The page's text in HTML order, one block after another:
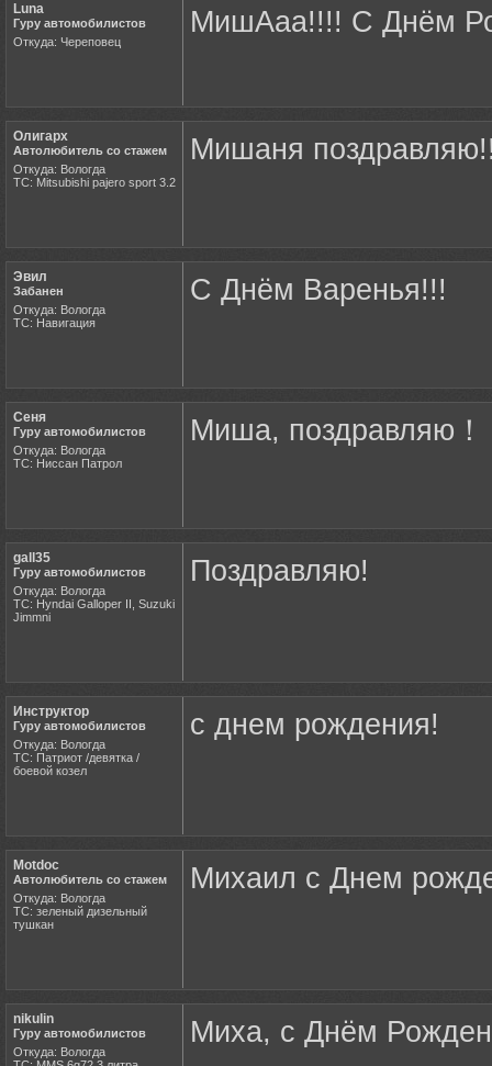
Luna
Гуру автомобилистов
Откуда: Череповец
МишАаа!!!! С Днём
Олигарх
Автолюбитель со стажем
Откуда: Вологда
ТС: Mitsubishi pajero sport 3.2
Мишаня
Эвил
Забанен
Откуда: Вологда
ТС: Навигация
С Днём Варенья!!!
Сеня
Гуру автомобилистов
Откуда: Вологда
ТС: Ниссан Патрол
Миша, поздравляю！
gall35
Гуру автомобилистов
Откуда: Вологда
ТС: Hyndai Galloper II, Suzuki
Jimmni
Поздравляю!
Инструктор
Гуру автомобилистов
Откуда: Вологда
ТС: Патриот /девятка /
боевой козел
с днем рождения!
Motdoc
Автолюбитель со стажем
Откуда: Вологда
ТС: зеленый дизельный
тушкан
Михаил с Днем
nikulin
Гуру автомобилистов
Откуда: Вологда
Миха, с Днём